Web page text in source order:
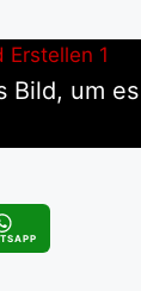
Bild, um es